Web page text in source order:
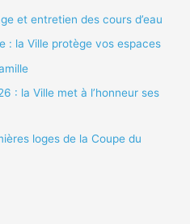
et entretien des cours d’eau
: la Ville protège vos espaces
: la Ville met à l’honneur ses
loges de la Coupe du